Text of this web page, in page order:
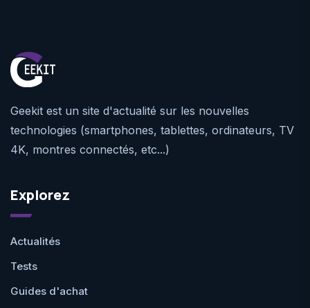
Geekit est un site d'actualité sur les nouvelles
technologies (smartphones, tablettes, ordinateurs, TV
4K, montres connectés, etc...)
Explorez
Actualités
Tests
Guides d'achat